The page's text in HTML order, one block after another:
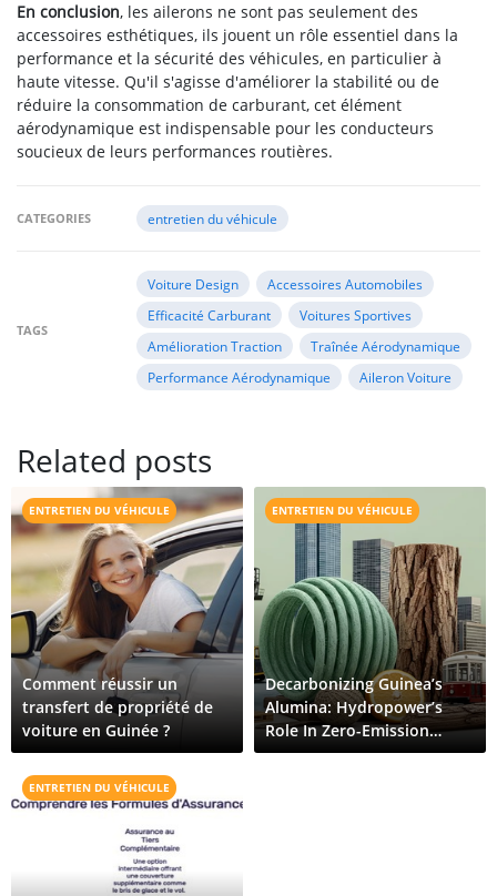
En conclusion, les ailerons ne sont pas seulement des
accessoires esthétiques, ils jouent un rôle essentiel dans la
performance et la sécurité des véhicules, en particulier à
haute vitesse. Qu'il s'agisse d'améliorer la stabilité ou de
réduire la consommation de carburant, cet élément
aérodynamique est indispensable pour les conducteurs
soucieux de leurs performances routières.
CATEGORIES entretien du véhicule
TAGS
Voiture Design
Accessoires Automobiles
Efficacité Carburant
Voitures Sportives
Amélioration Traction
Traînée Aérodynamique
Performance Aérodynamique
Aileron Voiture
Related posts
ENTRETIEN DU VÉHICULE
Comment réussir un
transfert de propriété de
voiture en Guinée ?
ENTRETIEN DU VÉHICULE
Decarbonizing Guinea’s
Alumina: Hydropower’s
Role In Zero-Emission
Aluminum
ENTRETIEN DU VÉHICULE